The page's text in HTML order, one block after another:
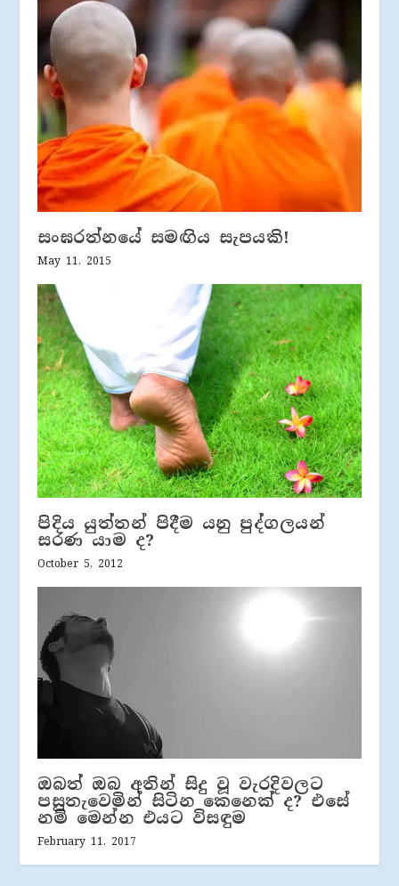
සංඝරත්නයේ සමඟිය සැපයකි!
May 11, 2015
පිදිය යුත්තන් පිදීම යනු පුද්ගලයන්
සරණ යාම ද?
October 5, 2012
ඔබත් ඔබ අතින් සිදු වූ වැරදිවලට
පසුතැවෙමින් සිටින කෙනෙක් ද? එසේ
නම් මෙන්න එයට විසඳුම
February 11, 2017